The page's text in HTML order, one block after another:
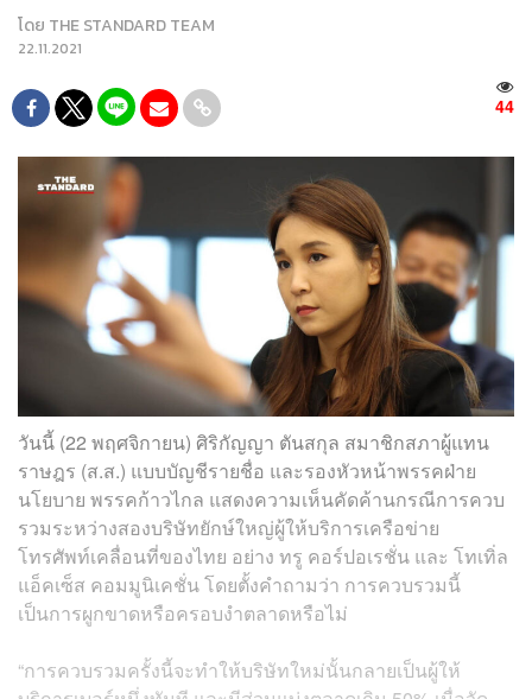
โดย THE STANDARD TEAM
22.11.2021
44
วันนี้ (22 พฤศจิกายน) ศิริกัญญา ตันสกุล สมาชิกสภาผู้แทน
ราษฎร (ส.ส.) แบบบัญชีรายชื่อ และรองหัวหน้าพรรคฝ่าย
นโยบาย พรรคก้าวไกล แสดงความเห็นคัดค้านกรณีการควบ
รวมระหว่างสองบริษัทยักษ์ใหญ่ผู้ให้บริการเครือข่าย
โทรศัพท์เคลื่อนที่ของไทย อย่าง ทรู คอร์ปอเรชั่น และ โทเทิ่ล
แอ็คเซ็ส คอมมูนิเคชั่น โดยตั้งคำถามว่า การควบรวมนี้
เป็นการผูกขาดหรือครอบงำตลาดหรือไม่
“การควบรวมครั้งนี้จะทำให้บริษัทใหม่นั้นกลายเป็นผู้ให้